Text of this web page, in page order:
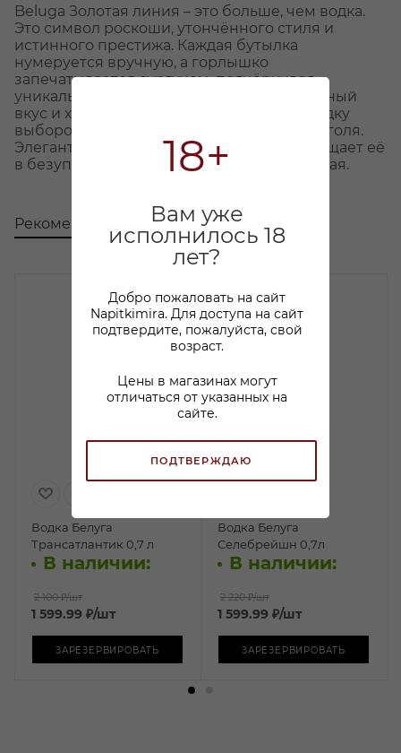
18+
Вам уже
исполнилось 18
лет?
Добро пожаловать на сайт
Napitkimira. Для доступа на сайт
подтвердите, пожалуйста, свой
возраст.
Цены в магазинах могут
отличаться от указанных на
сайте.
ПОДТВЕРЖДАЮ
Beluga Золотая линия – это больше, чем водка.
Это символ роскоши, утончённого стиля и
истинного престижа. Каждая бутылка
нумеруется вручную, а горлышко
запечатывается сургучом, подчёркивая
уникальность напитка. Мягкий, гармоничный
вкус и хрустальная чистота делают эту водку
выбором ценителей эксклюзивного алкоголя.
Элегантная подарочная упаковка превращает её
в безупречный подарок для особого случая.
Рекомендуем С этим товаром покупают
Водка Белуга
Трансатлантик 0,7 л
В наличии:
2 100 ₽/шт
1 599.99 ₽/шт
ЗАРЕЗЕРВИРОВАТЬ
Водка Белуга
Селебрейшн 0,7л
В наличии:
2 220 ₽/шт
1 599.99 ₽/шт
ЗАРЕЗЕРВИРОВАТЬ